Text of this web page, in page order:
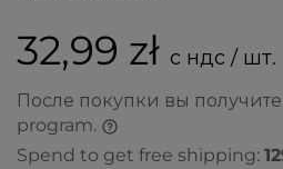
32,99 zł с ндс / шт.
После покупки вы получите
program.
Spend to get free shipping: